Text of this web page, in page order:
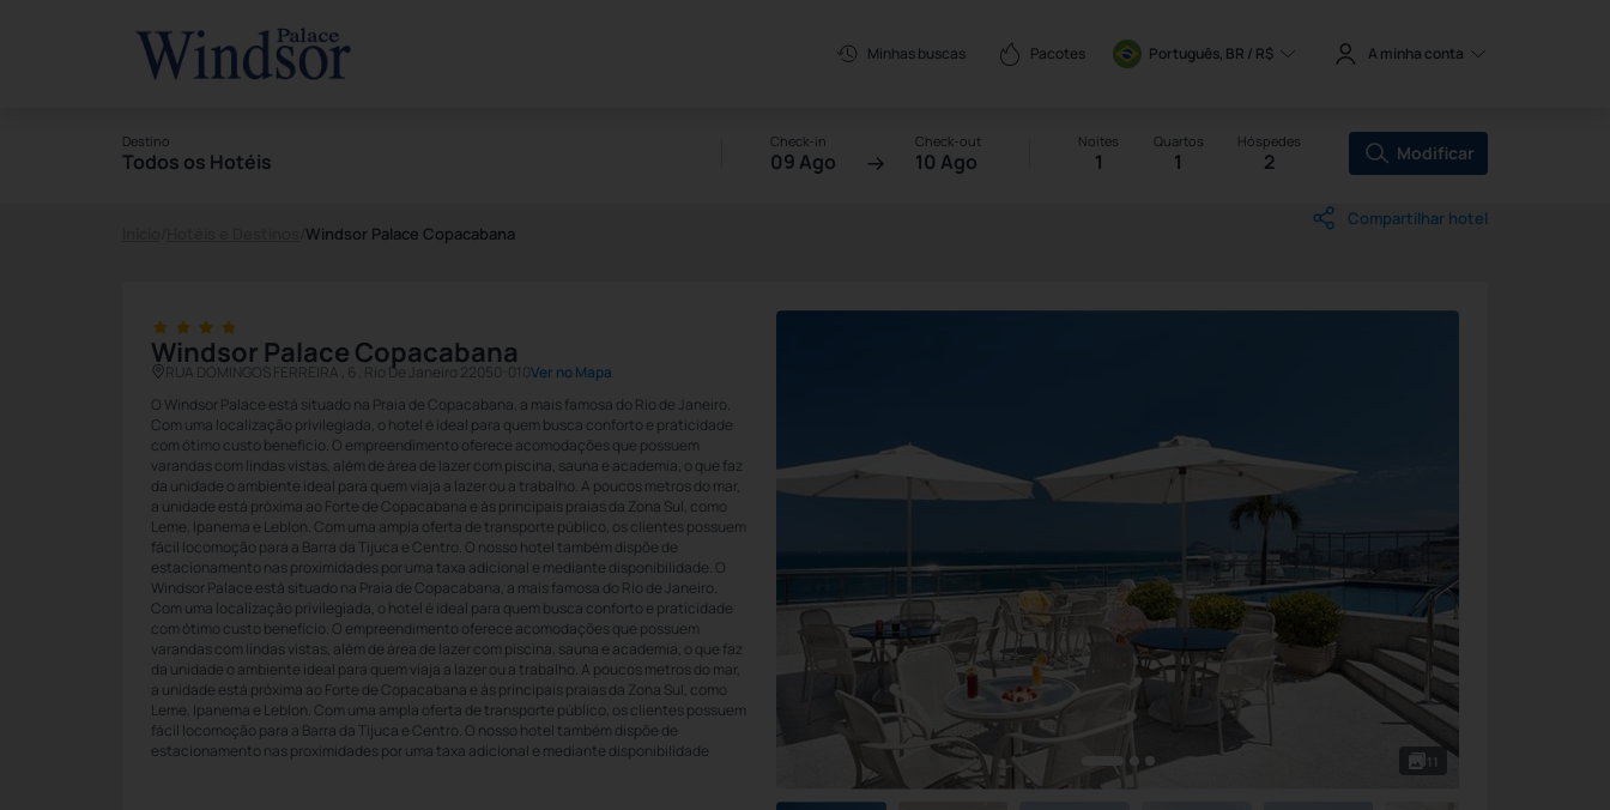
Minhas buscas Pacotes Português, BR / R$ A minha conta
Destino
Todos os Hotéis
Check-in
09 Ago
Check-out
10 Ago
Noites
1
Quartos
1
Hóspedes
2 Modificar
Windsor Palace Copacabana
Compartilhar hotel
Windsor Palace Copacabana
RUA DOMINGOS FERREIRA , 6 , Rio De Janeiro 22050-010Ver no Mapa
O Windsor Palace está situado na Praia de Copacabana, a mais famosa do Rio de Janeiro.
Com uma localização privilegiada, o hotel é ideal para quem busca conforto e praticidade
com ótimo custo benefício. O empreendimento oferece acomodações que possuem
varandas com lindas vistas, além de área de lazer com piscina, sauna e academia, o que faz
da unidade o ambiente ideal para quem viaja a lazer ou a trabalho. A poucos metros do mar,
a unidade está próxima ao Forte de Copacabana e às principais praias da Zona Sul, como
Leme, Ipanema e Leblon. Com uma ampla oferta de transporte público, os clientes possuem
fácil locomoção para a Barra da Tijuca e Centro. O nosso hotel também dispõe de
estacionamento nas proximidades por uma taxa adicional e mediante disponibilidade. O
Windsor Palace está situado na Praia de Copacabana, a mais famosa do Rio de Janeiro.
Com uma localização privilegiada, o hotel é ideal para quem busca conforto e praticidade
com ótimo custo benefício. O empreendimento oferece acomodações que possuem
varandas com lindas vistas, além de área de lazer com piscina, sauna e academia, o que faz
da unidade o ambiente ideal para quem viaja a lazer ou a trabalho. A poucos metros do mar,
a unidade está próxima ao Forte de Copacabana e às principais praias da Zona Sul, como
Leme, Ipanema e Leblon. Com uma ampla oferta de transporte público, os clientes possuem
fácil locomoção para a Barra da Tijuca e Centro. O nosso hotel também dispõe de
estacionamento nas proximidades por uma taxa adicional e mediante disponibilidade
11